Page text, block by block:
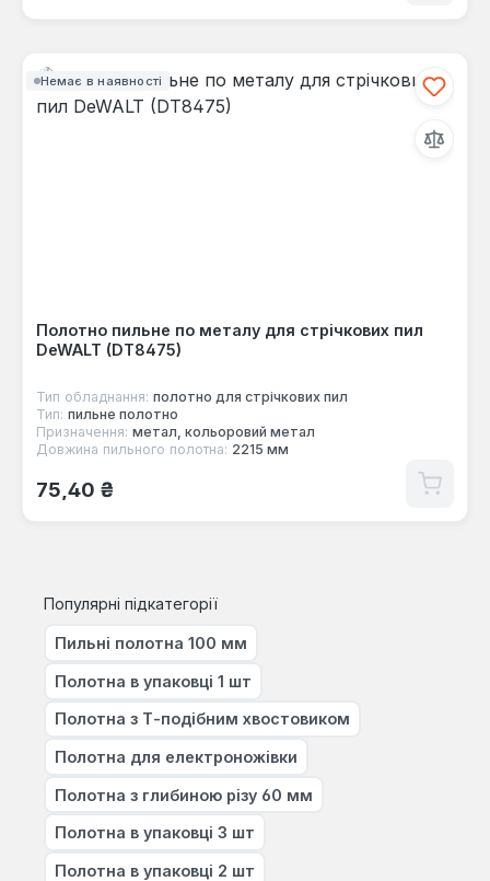
Немає в наявності
Полотно пильне по металу для стрічкових пил
DeWALT (DT8475)
Тип обладнання: полотно для стрічкових пил
Тип: пильне полотно
Призначення: метал, кольоровий метал
Довжина пильного полотна: 2215 мм
Звичайна ціна:
75,40 ₴
Популярні підкатегорії
Пильні полотна 100 мм
Полотна в упаковці 1 шт
Полотна з Т-подібним хвостовиком
Полотна для електроножівки
Полотна з глибиною різу 60 мм
Полотна в упаковці 3 шт
Полотна в упаковці 2 шт